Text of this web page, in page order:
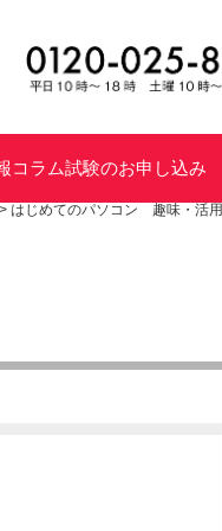
コラム試験のお申し込み
はじめてのパソコン 趣味・活用